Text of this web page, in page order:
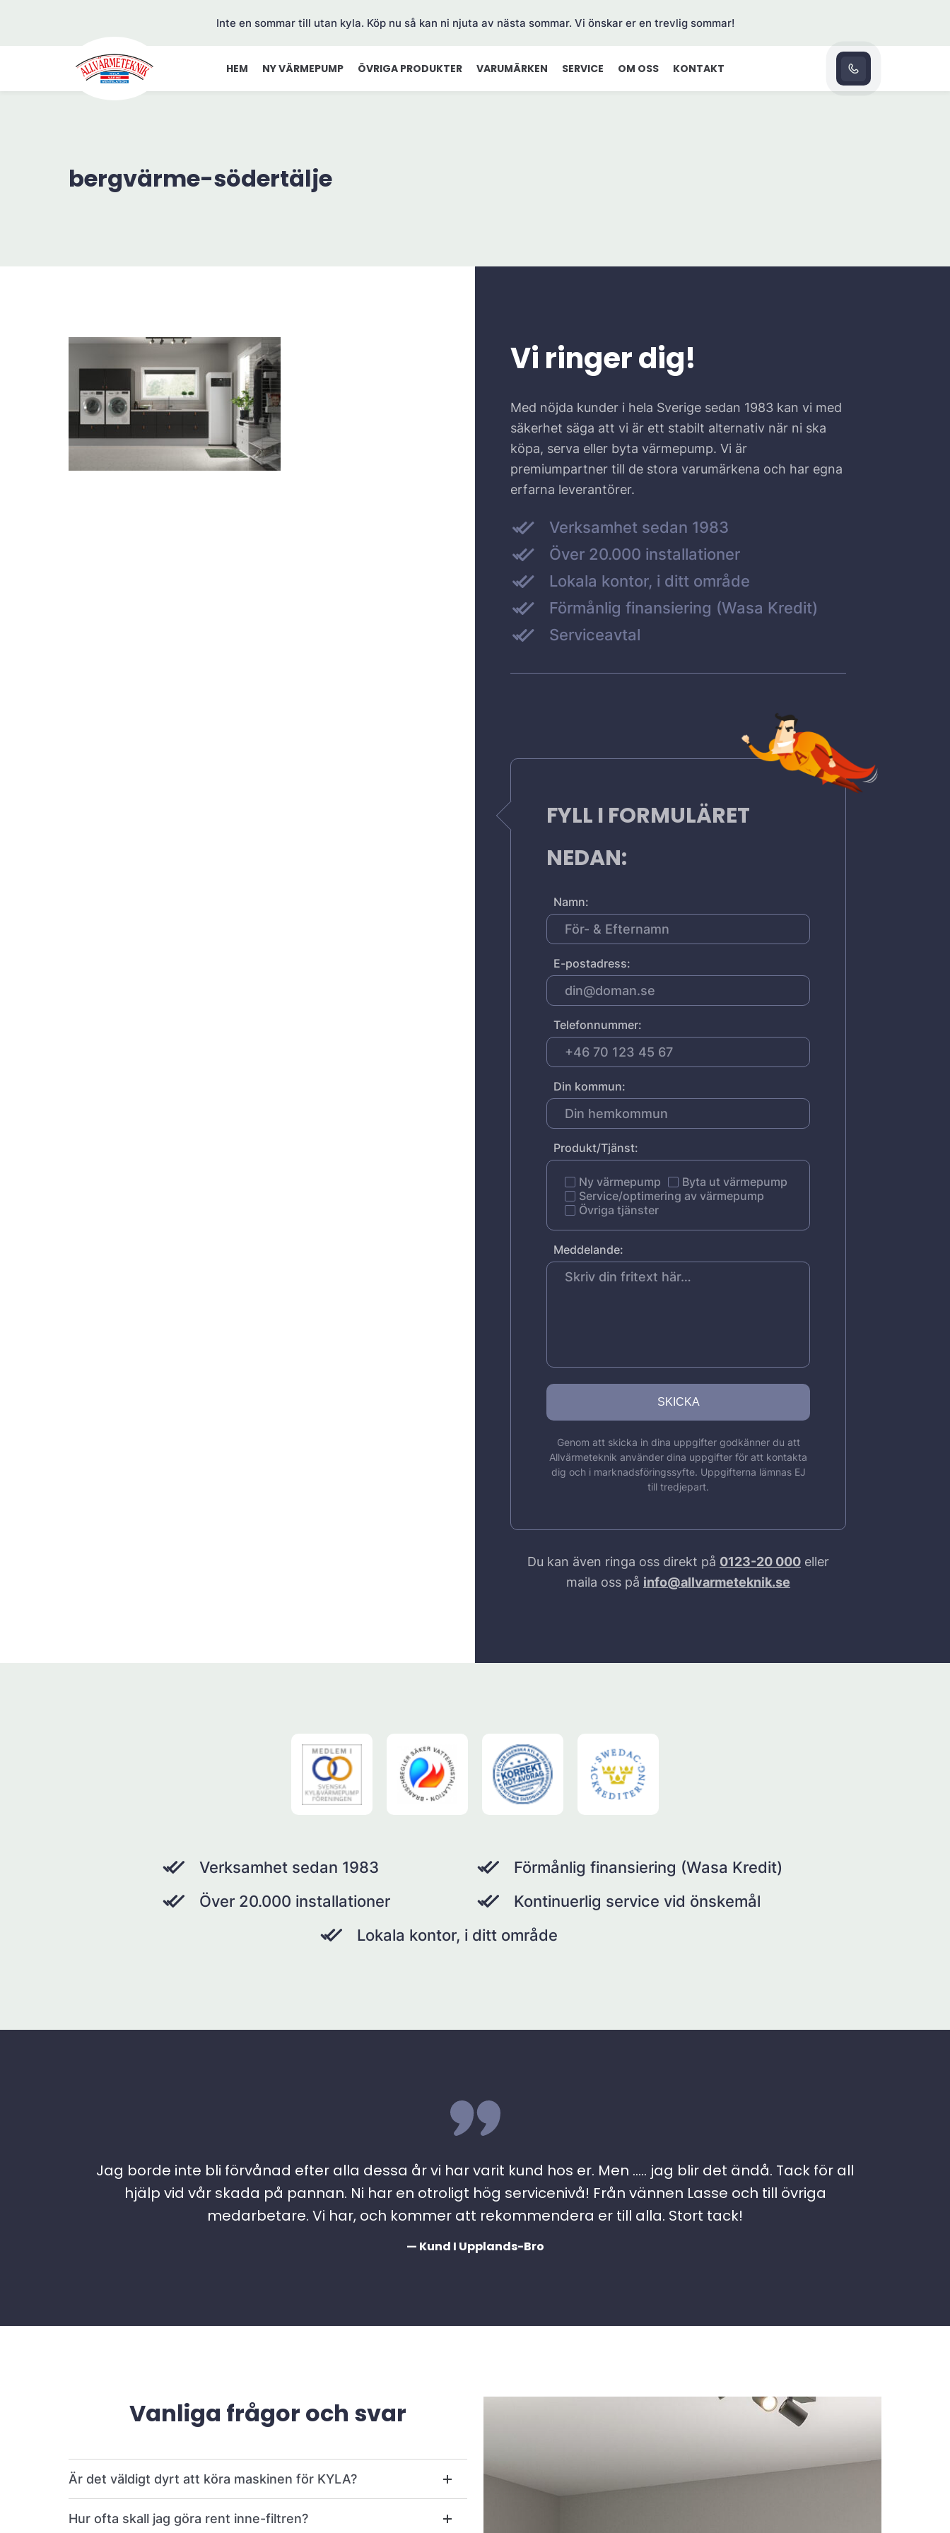
Inte en sommar till utan kyla. Köp nu så kan ni njuta av nästa sommar. Vi önskar er en trevlig sommar!
HEM NY VÄRMEPUMP ÖVRIGA PRODUKTER VARUMÄRKEN SERVICE OM OSS KONTAKT
bergvärme-södertälje
Vi ringer dig!
Med nöjda kunder i hela Sverige sedan 1983 kan vi med
säkerhet säga att vi är ett stabilt alternativ när ni ska
köpa, serva eller byta värmepump. Vi är
premiumpartner till de stora varumärkena och har egna
erfarna leverantörer.
Verksamhet sedan 1983
Över 20.000 installationer
Lokala kontor, i ditt område
Förmånlig finansiering (Wasa Kredit)
Serviceavtal
FYLL I FORMULÄRET
NEDAN:
Namn:
E-postadress:
Telefonnummer:
Din kommun:
Produkt/Tjänst:
Ny värmepump
Byta ut värmepump
Service/optimering av värmepump
Övriga tjänster
Meddelande:
Genom att skicka in dina uppgifter godkänner du att
Allvärmeteknik använder dina uppgifter för att kontakta
dig och i marknadsföringssyfte. Uppgifterna lämnas EJ
till tredjepart.
Du kan även ringa oss direkt på 0123-20 000 eller
maila oss på info@allvarmeteknik.se
Verksamhet sedan 1983
Förmånlig finansiering (Wasa Kredit)
Över 20.000 installationer
Kontinuerlig service vid önskemål
Lokala kontor, i ditt område
Jag borde inte bli förvånad efter alla dessa år vi har varit kund hos er. Men ….. jag blir det ändå. Tack för all
hjälp vid vår skada på pannan. Ni har en otroligt hög servicenivå! Från vännen Lasse och till övriga
medarbetare. Vi har, och kommer att rekommendera er till alla. Stort tack!
— Kund I Upplands-Bro
Vanliga frågor och svar
Är det väldigt dyrt att köra maskinen för KYLA?
Hur ofta skall jag göra rent inne-filtren?